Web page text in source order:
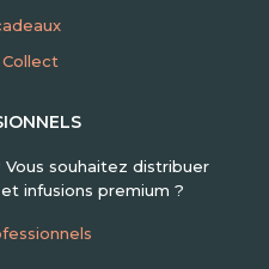
souhaitez distribuer
infusions premium ?